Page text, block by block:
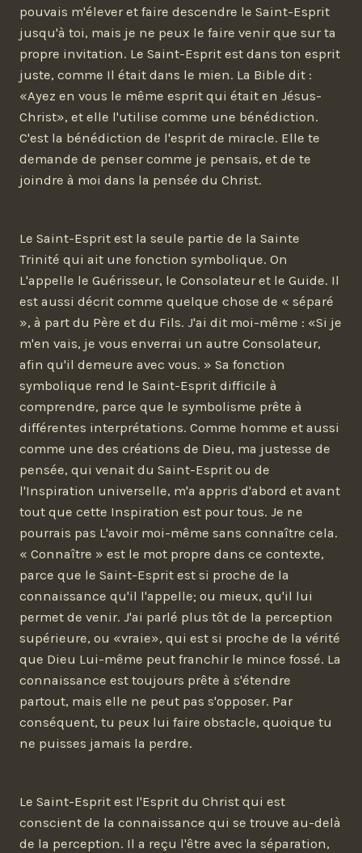
pouvais m'élever et faire descendre le Saint-Esprit
jusqu'à toi, mais je ne peux le faire venir que sur ta
propre invitation. Le Saint-Esprit est dans ton esprit
juste, comme Il était dans le mien. La Bible dit :
«Ayez en vous le même esprit qui était en Jésus-
Christ», et elle l'utilise comme une bénédiction.
C'est la bénédiction de l'esprit de miracle. Elle te
demande de penser comme je pensais, et de te
joindre à moi dans la pensée du Christ.
Le Saint-Esprit est la seule partie de la Sainte
Trinité qui ait une fonction symbolique. On
L'appelle le Guérisseur, le Consolateur et le Guide. Il
est aussi décrit comme quelque chose de « séparé
», à part du Père et du Fils. J'ai dit moi-même : «Si je
m'en vais, je vous enverrai un autre Consolateur,
afin qu'il demeure avec vous. » Sa fonction
symbolique rend le Saint-Esprit difficile à
comprendre, parce que le symbolisme prête à
différentes interprétations. Comme homme et aussi
comme une des créations de Dieu, ma justesse de
pensée, qui venait du Saint-Esprit ou de
l'Inspiration universelle, m'a appris d'abord et avant
tout que cette Inspiration est pour tous. Je ne
pourrais pas L'avoir moi-même sans connaître cela.
« Connaître » est le mot propre dans ce contexte,
parce que le Saint-Esprit est si proche de la
connaissance qu'il l'appelle; ou mieux, qu'il lui
permet de venir. J'ai parlé plus tôt de la perception
supérieure, ou «vraie», qui est si proche de la vérité
que Dieu Lui-même peut franchir le mince fossé. La
connaissance est toujours prête à s'étendre
partout, mais elle ne peut pas s'opposer. Par
conséquent, tu peux lui faire obstacle, quoique tu
ne puisses jamais la perdre.
Le Saint-Esprit est l'Esprit du Christ qui est
conscient de la connaissance qui se trouve au-delà
de la perception. Il a reçu l'être avec la séparation,